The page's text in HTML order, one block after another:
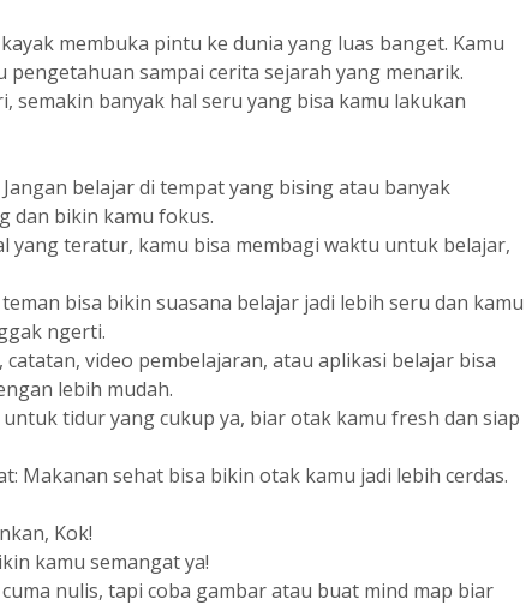
membuka pintu ke dunia yang luas banget. Kamu
sampai cerita sejarah yang menarik.
semakin banyak hal seru yang bisa kamu lakukan
belajar di tempat yang bising atau banyak
dan bikin kamu fokus.
yang teratur, kamu bisa membagi waktu untuk belajar,
bisa bikin suasana belajar jadi lebih seru dan kamu
ngerti.
video pembelajaran, atau aplikasi belajar bisa
lebih mudah.
tidur yang cukup ya, biar otak kamu fresh dan siap
Makanan sehat bisa bikin otak kamu jadi lebih cerdas.
Kok!
kamu semangat ya!
nulis, tapi coba gambar atau buat mind map biar